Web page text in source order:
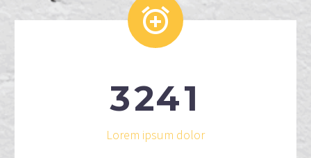


3241
Lorem ipsum dolor